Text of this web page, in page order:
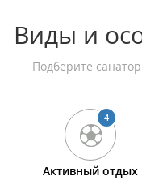
Виды и
Подберите
4
Активный отдых